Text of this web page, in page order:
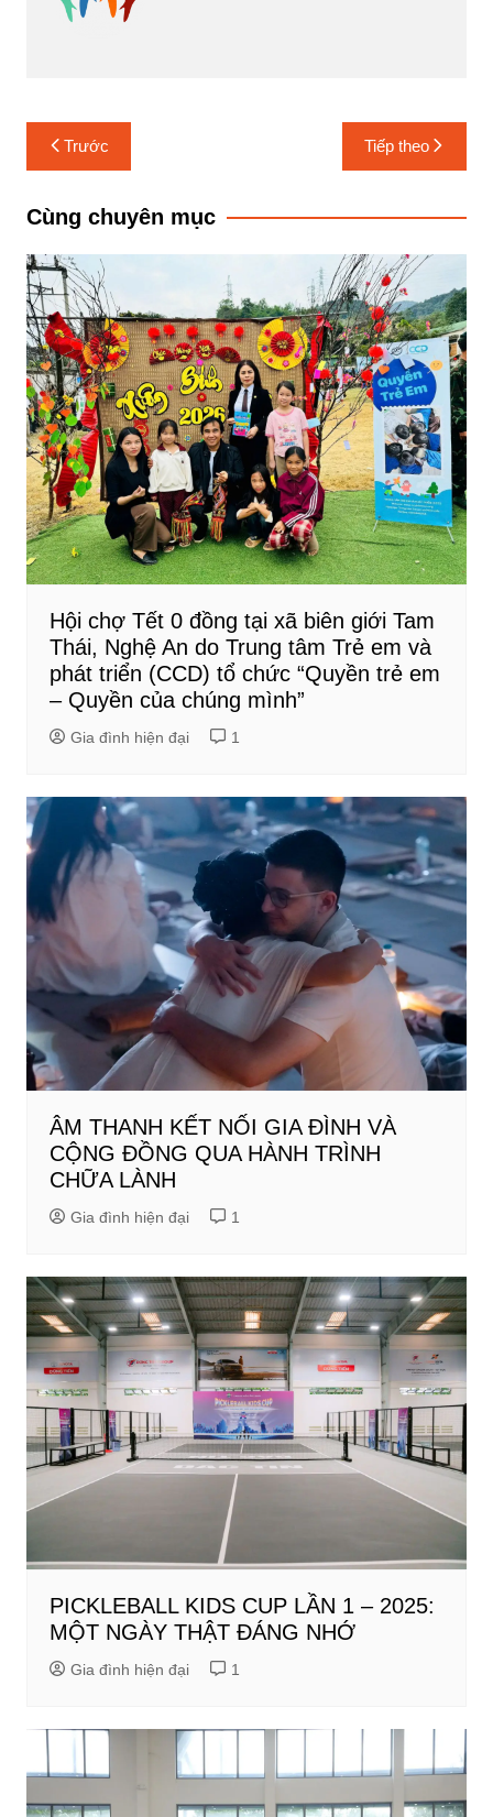
Điều
hướng
bài
Trước Tiếp theo
Cùng chuyên mục
Hội chợ Tết 0 đồng tại xã biên giới Tam
Thái, Nghệ An do Trung tâm Trẻ em và
phát triển (CCD) tổ chức “Quyền trẻ em
– Quyền của chúng mình”
Gia đình hiện đại 1
ÂM THANH KẾT NỐI GIA ĐÌNH VÀ
CỘNG ĐỒNG QUA HÀNH TRÌNH
CHỮA LÀNH
Gia đình hiện đại 1
PICKLEBALL KIDS CUP LẦN 1 – 2025:
MỘT NGÀY THẬT ĐÁNG NHỚ
Gia đình hiện đại 1